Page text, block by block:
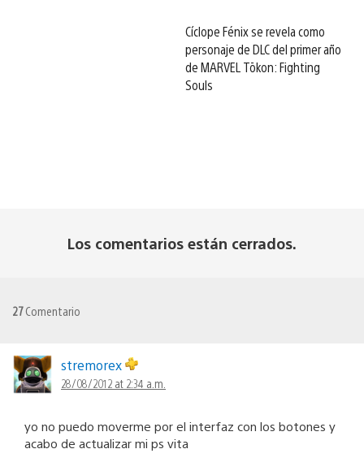
Cíclope Fénix se revela como
personaje de DLC del primer año
de MARVEL Tōkon: Fighting
Souls
Los comentarios están cerrados.
27Comentario
stremorex
28/08/2012 at 2:34 a.m.
yo no puedo moverme por el interfaz con los botones y
acabo de actualizar mi ps vita